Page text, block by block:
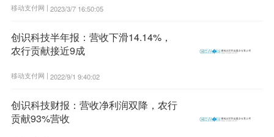
移动支付网 | 2023/3/7 16:50:05
创识科技半年报：营收下滑14.14%，
农行贡献接近9成
移动支付网 | 2022/9/1 9:40:02
创识科技财报：营收净利润双降，农行
贡献93%营收